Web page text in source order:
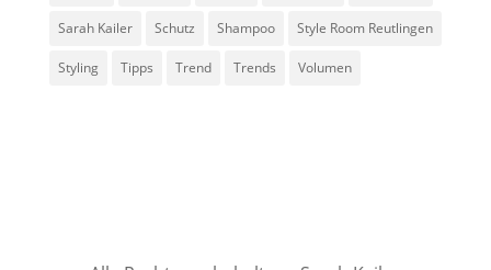
Sarah Kailer Schutz Shampoo Style Room Reutlingen
Styling Tipps Trend Trends Volumen